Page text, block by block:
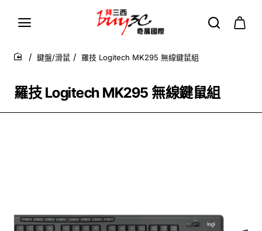
羅技 Logitech MK295 無線鍵鼠組
home
鍵盤/滑鼠 羅技 Logitech MK295 無線鍵鼠組